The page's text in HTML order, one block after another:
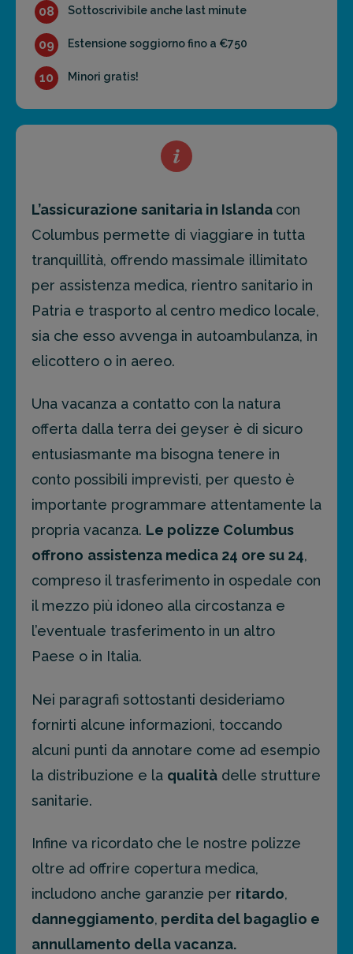
08 Sottoscrivibile anche last minute
09 Estensione soggiorno fino a €750
10 Minori gratis!
L’assicurazione sanitaria in Islanda con
Columbus permette di viaggiare in tutta
tranquillità, offrendo massimale illimitato
per assistenza medica, rientro sanitario in
Patria e trasporto al centro medico locale,
sia che esso avvenga in autoambulanza, in
elicottero o in aereo.
Una vacanza a contatto con la natura
offerta dalla terra dei geyser è di sicuro
entusiasmante ma bisogna tenere in
conto possibili imprevisti, per questo è
importante programmare attentamente la
propria vacanza. Le polizze Columbus
offrono assistenza medica 24 ore su 24,
compreso il trasferimento in ospedale con
il mezzo più idoneo alla circostanza e
l’eventuale trasferimento in un altro
Paese o in Italia.
Nei paragrafi sottostanti desideriamo
fornirti alcune informazioni, toccando
alcuni punti da annotare come ad esempio
la distribuzione e la qualità delle strutture
sanitarie.
Infine va ricordato che le nostre polizze
oltre ad offrire copertura medica,
includono anche garanzie per ritardo,
danneggiamento, perdita del bagaglio e
annullamento della vacanza.